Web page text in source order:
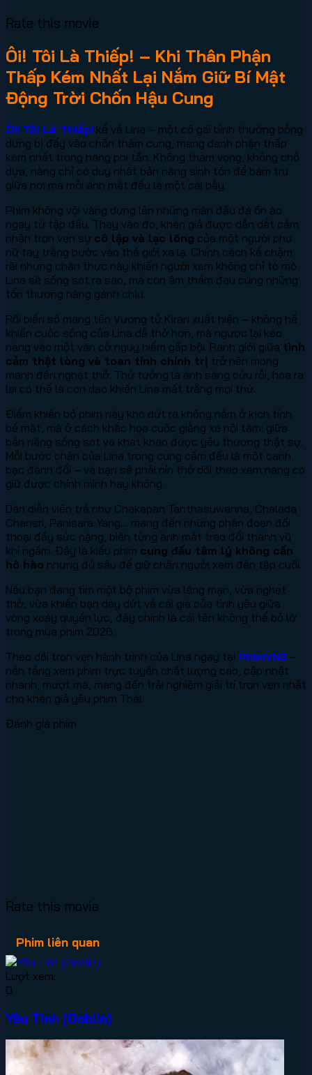
Rate this movie
Ôi! Tôi Là Thiếp! – Khi Thân Phận
Thấp Kém Nhất Lại Nắm Giữ Bí Mật
Động Trời Chốn Hậu Cung
Ôi! Tôi Là Thiếp! kể về Lina – một cô gái bình thường bỗng
dưng bị đẩy vào chốn thâm cung, mang danh phận thấp
kém nhất trong hàng phi tần. Không tham vọng, không chỗ
dựa, nàng chỉ có duy nhất bản năng sinh tồn để bám trụ
giữa nơi mà mỗi ánh mắt đều là một cái bẫy.
Phim không vội vàng dựng lên những màn đấu đá ồn ào
ngay từ tập đầu. Thay vào đó, khán giả được dẫn dắt cảm
nhận trọn vẹn sự cô lập và lạc lõng của một người phụ
nữ tay trắng bước vào thế giới xa lạ. Chính cách kể chậm
rãi nhưng chân thực này khiến người xem không chỉ tò mò
Lina sẽ sống sót ra sao, mà còn âm thầm đau cùng những
tổn thương nàng gánh chịu.
Rồi biến số mang tên Vương tử Kiran xuất hiện – không hề
khiến cuộc sống của Lina dễ thở hơn, mà ngược lại kéo
nàng vào một ván cờ nguy hiểm gấp bội. Ranh giới giữa tình
cảm thật lòng và toan tính chính trị trở nên mong
manh đến nghẹt thở. Thứ tưởng là ánh sáng cứu rỗi, hóa ra
lại có thể là con dao khiến Lina mất trắng mọi thứ.
Điểm khiến bộ phim này khó dứt ra không nằm ở kịch tính
bề mặt, mà ở cách khắc họa cuộc giằng xé nội tâm: giữa
bản năng sống sót và khát khao được yêu thương thật sự.
Mỗi bước chân của Lina trong cung cấm đều là một canh
bạc đánh đổi – và bạn sẽ phải nín thở dõi theo xem nàng có
giữ được chính mình hay không.
Dàn diễn viên trẻ như Chakapan Tanthasuwanna, Chalada
Chansri, Panisara Yang… mang đến những phân đoạn đối
thoại đầy sức nặng, biến từng ánh mắt trao đổi thành vũ
khí ngầm. Đây là kiểu phim cung đấu tâm lý không cần
hô hào nhưng đủ sâu để giữ chân người xem đến tập cuối.
Nếu bạn đang tìm một bộ phim vừa lãng mạn, vừa nghẹt
thở, vừa khiến bạn day dứt về cái giá của tình yêu giữa
vòng xoáy quyền lực, đây chính là cái tên không thể bỏ lỡ
trong mùa phim 2026.
Theo dõi trọn vẹn hành trình của Lina ngay tại PhimVN2 –
nền tảng xem phim trực tuyến chất lượng cao, cập nhật
nhanh, mượt mà, mang đến trải nghiệm giải trí trọn vẹn nhất
cho khán giả yêu phim Thái.
Đánh giá phim
Rate this movie
Phim liên quan
Lượt xem:
0
Yêu Tinh (Goblin)